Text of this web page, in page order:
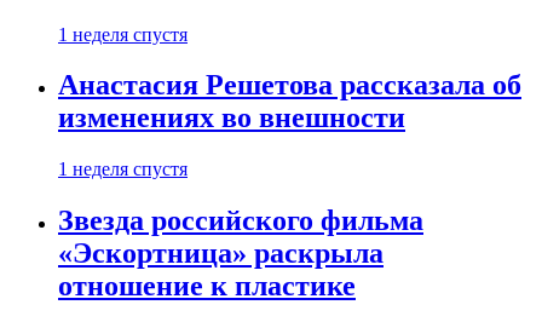
1 неделя спустя
Анастасия Решетова рассказала об
изменениях во внешности
1 неделя спустя
Звезда российского фильма
«Эскортница» раскрыла
отношение к пластике